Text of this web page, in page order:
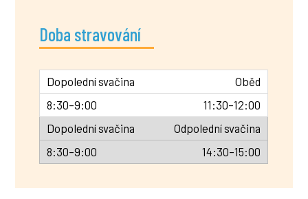
Doba stravování
Oběd
11:30–12:00
Odpolední svačina
14:30–15:00